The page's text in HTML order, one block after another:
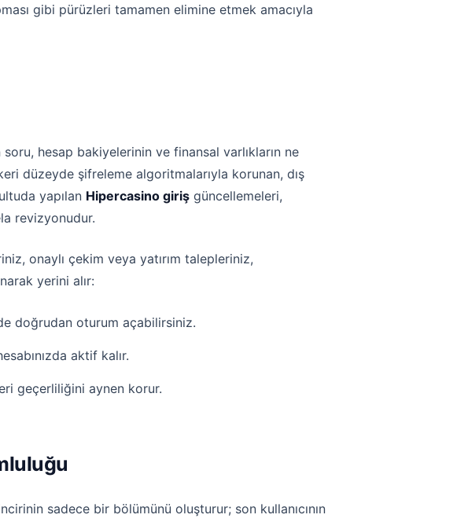
gibi pürüzleri tamamen elimine etmek amacıyla
hesap bakiyelerinin ve finansal varlıkların ne
düzeyde şifreleme algoritmalarıyla korunan, dış
yapılan Hipercasino giriş güncellemeleri,
revizyonudur.
onaylı çekim veya yatırım talepleriniz,
yerini alır:
doğrudan oturum açabilirsiniz.
aktif kalır.
geçerliliğini aynen korur.
sadece bir bölümünü oluşturur; son kullanıcının